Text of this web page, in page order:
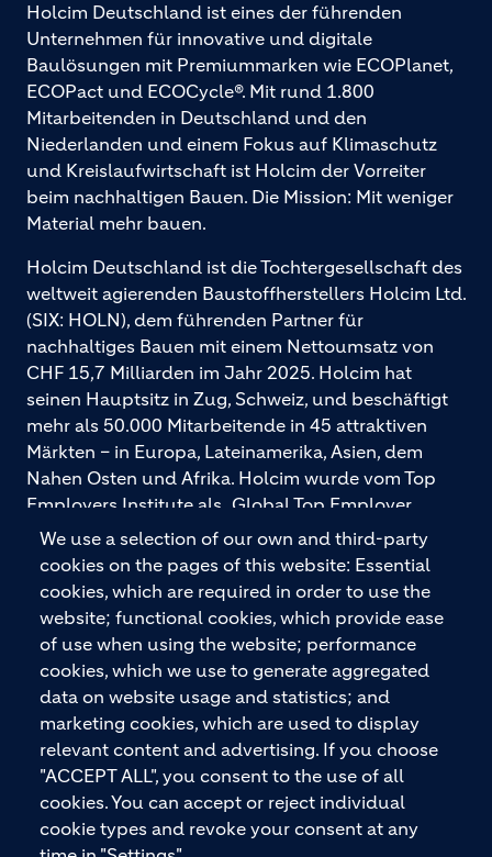
We use a selection of our own and third-party
cookies on the pages of this website: Essential
cookies, which are required in order to use the
website; functional cookies, which provide ease
of use when using the website; performance
cookies, which we use to generate aggregated
data on website usage and statistics; and
marketing cookies, which are used to display
relevant content and advertising. If you choose
"ACCEPT ALL", you consent to the use of all
cookies. You can accept or reject individual
cookie types and revoke your consent at any
KONTAKTIEREN SIE UNS
Holcim Deutschland ist eines der führenden
Unternehmen für innovative und digitale
Baulösungen mit Premiummarken wie ECOPlanet,
ECOPact und ECOCycle®. Mit rund 1.800
Mitarbeitenden in Deutschland und den
Niederlanden und einem Fokus auf Klimaschutz
und Kreislaufwirtschaft ist Holcim der Vorreiter
beim nachhaltigen Bauen. Die Mission: Mit weniger
Material mehr bauen.
Holcim Deutschland ist die Tochtergesellschaft des
weltweit agierenden Baustoffherstellers Holcim Ltd.
(SIX: HOLN), dem führenden Partner für
nachhaltiges Bauen mit einem Nettoumsatz von
CHF 15,7 Milliarden im Jahr 2025. Holcim hat
seinen Hauptsitz in Zug, Schweiz, und beschäftigt
mehr als 50.000 Mitarbeitende in 45 attraktiven
Märkten – in Europa, Lateinamerika, Asien, dem
Nahen Osten und Afrika. Holcim wurde vom Top
Employers Institute als „Global Top Employer
2026“ ausgezeichnet. Holcim bietet hochwertige
Baustoffe und integrierte Baulösungen für den
gesamten Bauprozess – vom Fundament über den
Boden bis zu Wänden und Dächern – mit
Premiummarken wie ECOPact, ECOPlanet,
ECOCycle und Ytong.